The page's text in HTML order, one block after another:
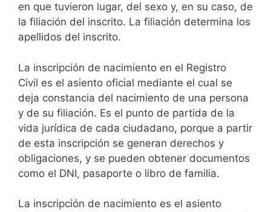
en que tuvieron lugar, del sexo y, en su caso, de
la filiación del inscrito. La filiación determina los
apellidos del inscrito.
La inscripción de nacimiento en el Registro
Civil es el asiento oficial mediante el cual se
deja constancia del nacimiento de una persona
y de su filiación. Es el punto de partida de la
vida jurídica de cada ciudadano, porque a partir
de esta inscripción se generan derechos y
obligaciones, y se pueden obtener documentos
como el DNI, pasaporte o libro de familia.
La inscripción de nacimiento es el asiento